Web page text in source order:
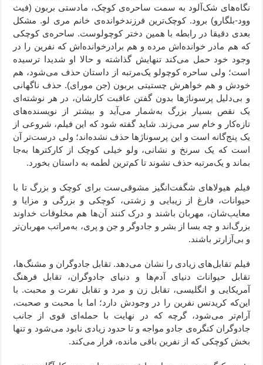
نگاه‌های شک‌آلود به سمت ساحره‌ی کوچک، مادستی بربون (فیث
وود-بلگارو) برود. کوچک‌ترین فرزندخوانده‌ی خانم مری لو. مشکل
بعدی دقیقا در رابطه با همین دختر کوچولوست. ساحره‌ی کوچکی
که هم مادر خوانده‌اش مرده و هم برادرخوانده‌اش که نفرین را در
وجود خود حمل می‌کند تنهایش گذاشته و حالا او شدیدا ترسیده‌
است؛ ولی ساحره کوچولو یک‌مرتبه از داستان حذف می‌شود، هم
خودش و هم خواهرش چستیتی بربون (جن مورای). حذف ناگهانی
و بی‌دلیل پرسوناژها بدون گفتن عاقبت کارشان، در هر نوشته‌ای
یک نقص بسیار بزرگ به‌شمار می‌آید و بیشتر از نویسنده‌های
تازه‌کار و خام سر می‌زند. شاید گفته شود که این فیلم، شروعی از
یک پنج‌گانه است و این پرسوناژها حذف نشده‌اند؛ ولی درست‌تر آن
است که یک سرنخ و نشانی، ولو خیلی کوچک از کارکترها به‌جا
بماند و یک‌مرتبه حذف نشوند تا کم‌ترین لطمه به داستان بخورد.
فیلم هیولاهای شگفت‌انگیز مشوقی‌ست برای کوچک و بزرگ تا با
حیوانات، فارغ از زیبایی و زشتی، کوچکی و بزرگی و مزایا و
معایب‌شان، مهربان باشند و درک کنند آن‌ها هم مخلوقات خداوند
بزرگ‌اند و چه بسا از بشر و جادوگر و جن و پری، به‌مراتب مهربان‌تر
و بی‌آزارتر باشند.
فیلم تقابل‌های زیادی را نشان می‌دهد. تقابل جادوگران و مشنگ‌ها،
تقابل حیوانات دنیای آدم‌ها و دنیای جادوگران، تقابل فرهنگ
آمریکایی و انگلیسی، تقابل زن و مرد و تقابل نفرت و محبت. با
این‌که کریدنس نفرین را در وجودش دارد؛ اما با محبت و صحبت،
آرام‌تر می‌شود، گرچه که در نهایت با حمله‌ای قوی از جانب
جادوگران کنگره‌ی جادو مواجه و تا حدود زیادی نابود می‌شود و تنها
بخش کوچکی که از نفرین باقی مانده، فرار می‌کند.